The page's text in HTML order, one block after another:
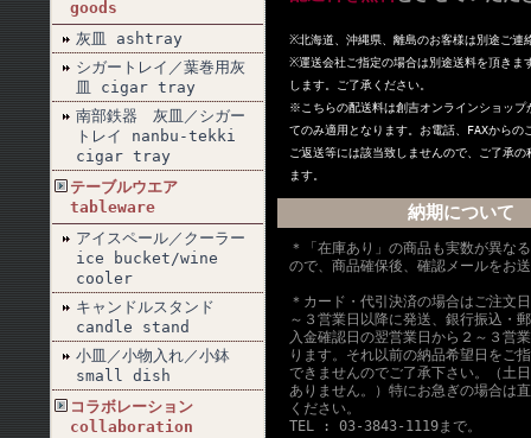
goods
灰皿 ashtray
シガートレイ／葉巻用灰
皿 cigar tray
南部鉄器 灰皿／シガー
トレイ nanbu-tekki
cigar tray
テーブルウエア
tableware
アイスペール／クーラー
ice bucket/wine
cooler
キャンドルスタンド
candle stand
小皿／小物入れ／小鉢
small dish
コラボレーション
collaboration
※北海道、沖縄県、離島のお客様は別途ご連
※運送会社ご指定の場合は別途送料を頂きま
します。ご了承ください。
※こちらの配送料は創吉オンラインショップ
てのみ適用となります。お電話、FAXからの
ご返送等には該当致しませんので、ご了承
ます。
納期について
＊「在庫あり」の商品も実数が異な
ので、商品確保後、確認メールをお
＊カード・代引決済の場合はご注文
～３営業日以降に発送、銀行振込・
入金確認日の翌営業日から２～３営
ります。それ以前の納品希望日をご
できませんのでご了承下さい。（土
ありません。）特にお急ぎの場合は
ください。
TEL : 03-3843-1119まで。